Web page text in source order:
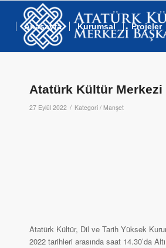
Anasayfa Kurumsal Projeler
Atatürk Kültür Merkezi
27 Eylül 2022 / Kategori / Manşet
Atatürk Kültür, Dil ve Tarih Yüksek
2022 tarihleri arasında saat 14.30’da